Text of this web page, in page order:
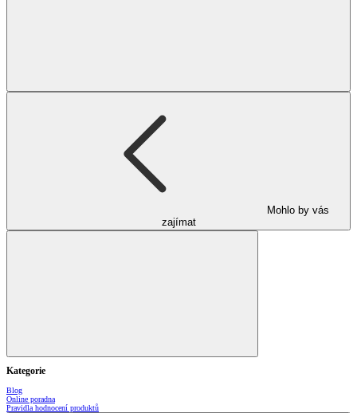
Mohlo by vás
zajímat
Kategorie
Blog
Online poradna
Pravidla hodnocení produktů